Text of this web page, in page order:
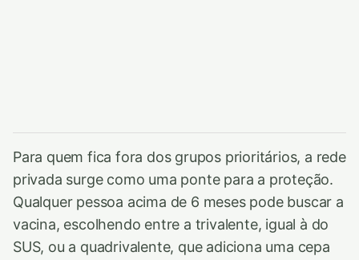
Para quem fica fora dos grupos prioritários, a rede
privada surge como uma ponte para a proteção.
Qualquer pessoa acima de 6 meses pode buscar a
vacina, escolhendo entre a trivalente, igual à do
SUS, ou a quadrivalente, que adiciona uma cepa